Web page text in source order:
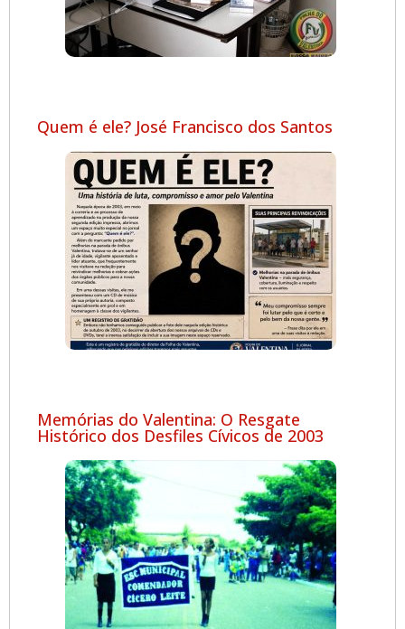
Quem é ele? José Francisco dos Santos
Memórias do Valentina: O Resgate
Histórico dos Desfiles Cívicos de 2003